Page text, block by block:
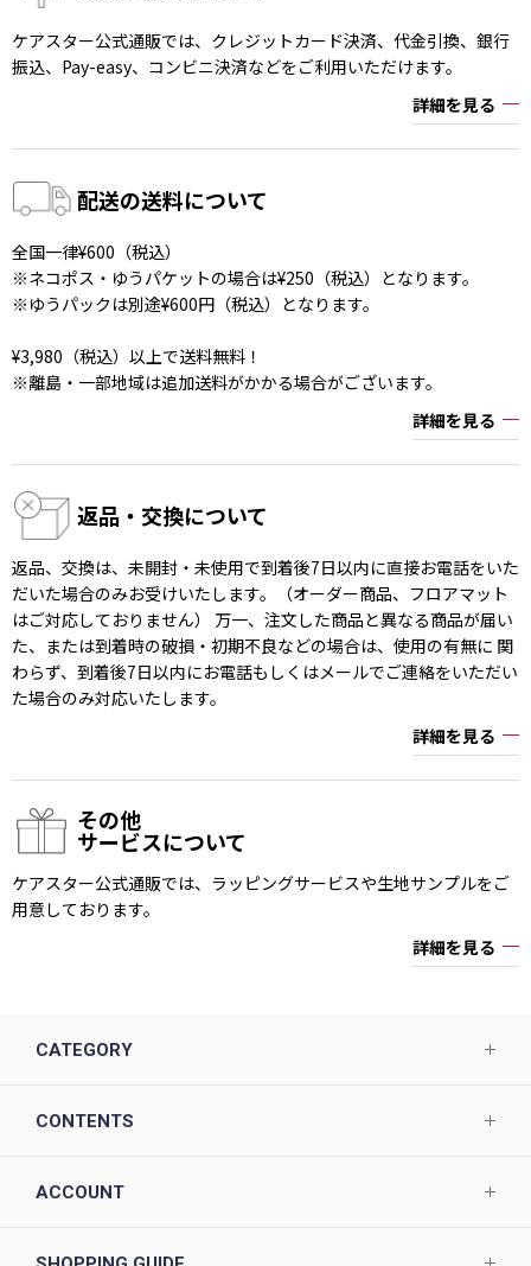
ケアスター公式通販では、クレジットカード決済、代金引換、銀行
振込、Pay-easy、コンビニ決済などをご利用いただけます。
詳細を見る
配送の送料について
全国一律¥600（税込）
※ネコポス・ゆうパケットの場合は¥250（税込）となります。
※ゆうパックは別途¥600円（税込）となります。
¥3,980（税込）以上で送料無料！
※離島・一部地域は追加送料がかかる場合がございます。
詳細を見る
返品・交換について
返品、交換は、未開封・未使用で到着後7日以内に直接お電話をいた
だいた場合のみお受けいたします。（オーダー商品、フロアマット
はご対応しておりません） 万一、注文した商品と異なる商品が届い
た、または到着時の破損・初期不良などの場合は、使用の有無に 関
わらず、到着後7日以内にお電話もしくはメールでご連絡をいただい
た場合のみ対応いたします。
詳細を見る
その他
サービスについて
ケアスター公式通販では、ラッピングサービスや生地サンプルをご
用意しております。
詳細を見る
CATEGORY
CONTENTS
ACCOUNT